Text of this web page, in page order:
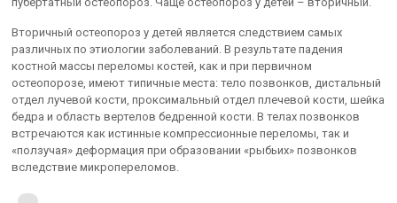
Вторичный остеопороз у детей является следствием самых
различных по этиологии заболеваний. В результате падения
костной массы переломы костей, как и при первичном
остеопорозе, имеют типичные места: тело позвонков, дистальный
отдел лучевой кости, проксимальный отдел плечевой кости, шейка
бедра и область вертелов бедренной кости. В телах позвонков
встречаются как истинные компрессионные переломы, так и
«ползучая» деформация при образовании «рыбьих» позвонков
вследствие микропереломов.